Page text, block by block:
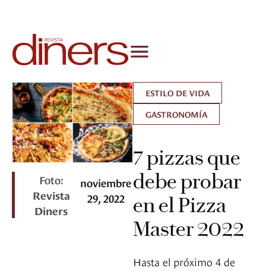
Foto:
Revista
Diners
noviembre
29, 2022
ESTILO DE VIDA
GASTRONOMÍA
7 pizzas que
debe probar
en el Pizza
Master 2022
Hasta el próximo 4 de